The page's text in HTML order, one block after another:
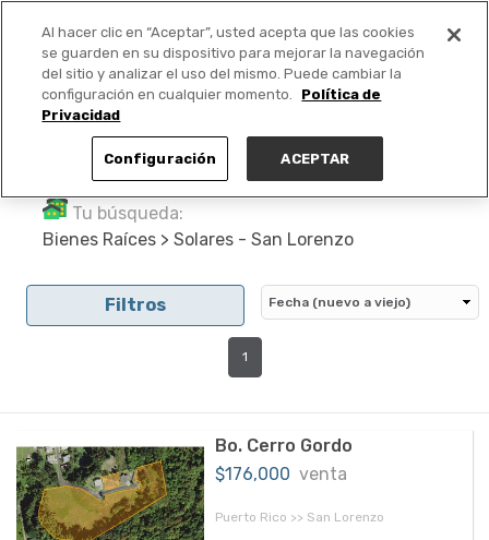
PUBLICA GRATIS +
Tu búsqueda:
Bienes Raíces > Solares - San Lorenzo
Filtros
1
Bo. Cerro Gordo
$176,000 venta
Puerto Rico >> San Lorenzo
Al hacer clic en “Aceptar”, usted acepta que las cookies
se guarden en su dispositivo para mejorar la navegación
del sitio y analizar el uso del mismo. Puede cambiar la
configuración en cualquier momento.
Política de
Privacidad
Configuración ACEPTAR